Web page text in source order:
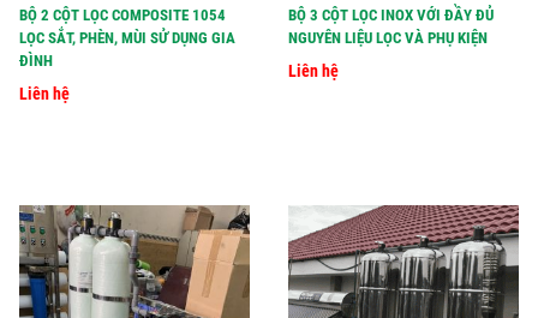
BỘ 2 CỘT LỌC COMPOSITE 1054
LỌC SẮT, PHÈN, MÙI SỬ DỤNG GIA
ĐÌNH
Liên hệ
BỘ 3 CỘT LỌC INOX VỚI ĐẦY ĐỦ
NGUYÊN LIỆU LỌC VÀ PHỤ KIỆN
Liên hệ